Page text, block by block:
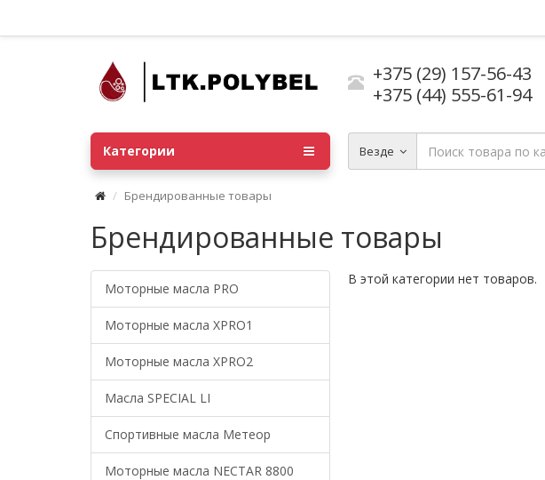
+375 (29) 157-56-43
+375 (44) 555-61-94
Везде
Категории
Брендированные товары
Брендированные товары
Моторные масла PRO
Моторные масла XPRO1
Моторные масла XPRO2
Масла SPECIAL LI
Спортивные масла Метеор
Моторные масла NECTAR 8800
В этой категории нет товаров.